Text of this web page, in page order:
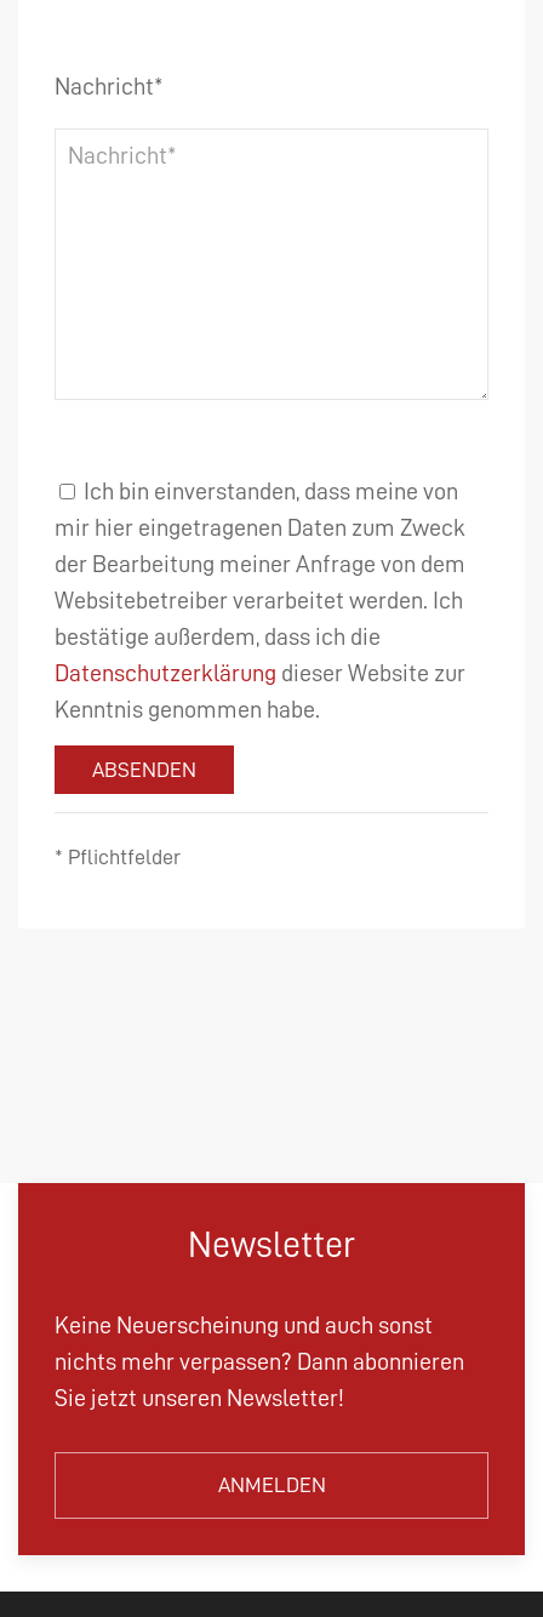
Nachricht*
Ich bin einverstanden, dass meine von
mir hier eingetragenen Daten zum Zweck
der Bearbeitung meiner Anfrage von dem
Websitebetreiber verarbeitet werden. Ich
bestätige außerdem, dass ich die
Datenschutzerklärung dieser Website zur
Kenntnis genommen habe.
ABSENDEN
* Pflichtfelder
Newsletter
Keine Neuerscheinung und auch sonst
nichts mehr verpassen? Dann abonnieren
Sie jetzt unseren Newsletter!
ANMELDEN